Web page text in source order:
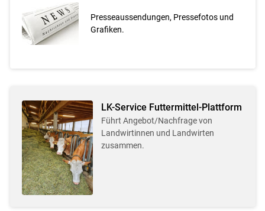
Presseaussendungen, Pressefotos und
Grafiken.
LK-Service Futtermittel-Plattform
Führt Angebot/Nachfrage von
Landwirtinnen und Landwirten
zusammen.